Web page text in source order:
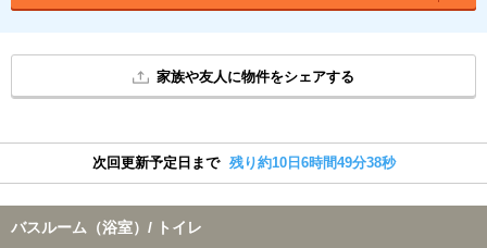
家族や友人に物件をシェアする
次回更新予定日まで 残り約10日6時間49分37秒
バスルーム（浴室）/ トイレ